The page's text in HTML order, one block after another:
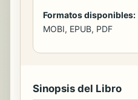
Formatos disponibles:
MOBI, EPUB, PDF
Sinopsis del Libro